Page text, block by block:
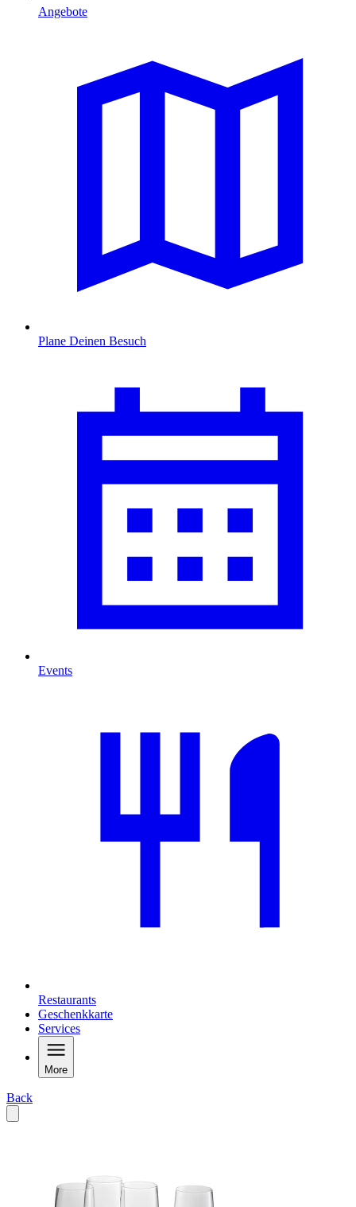
Angebote
Plane Deinen Besuch
Events
Restaurants
Geschenkkarte
Services
More
Back